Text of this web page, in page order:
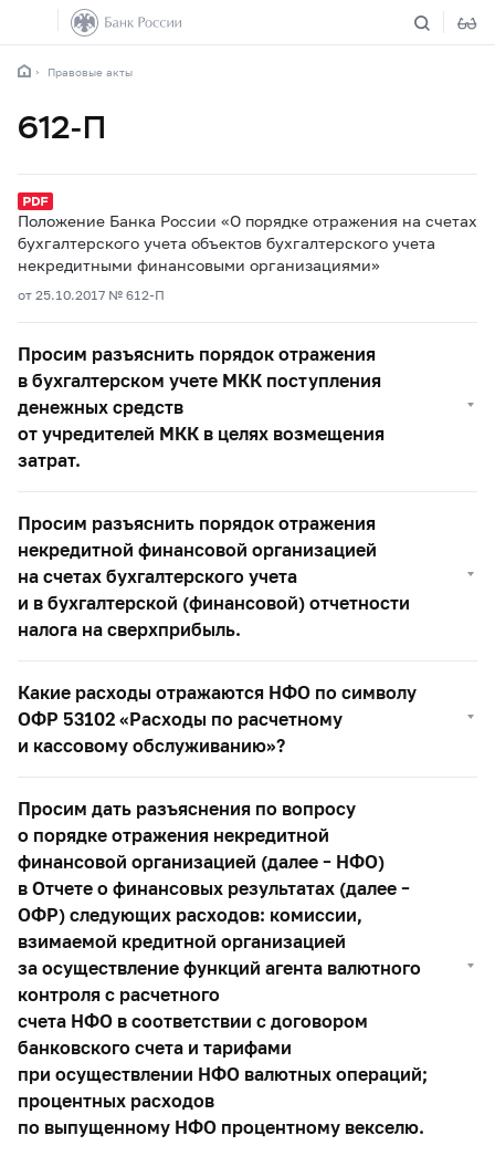
Правовые акты
612-П
Положение Банка России «О порядке отражения на счетах
бухгалтерского учета объектов бухгалтерского учета
некредитными финансовыми организациями»
от 25.10.2017 № 612-П
Просим разъяснить порядок отражения
в бухгалтерском учете МКК поступления
денежных средств
от учредителей МКК в целях возмещения
затрат.
Просим разъяснить порядок отражения
некредитной финансовой организацией
на счетах бухгалтерского учета
и в бухгалтерской (финансовой) отчетности
налога на сверхприбыль.
Какие расходы отражаются НФО по символу
ОФР 53102 «Расходы по расчетному
и кассовому обслуживанию»?
Просим дать разъяснения по вопросу
о порядке отражения некредитной
финансовой организацией (далее – НФО)
в Отчете о финансовых результатах (далее –
ОФР) следующих расходов: комиссии,
взимаемой кредитной организацией
за осуществление функций агента валютного
контроля с расчетного
счета НФО в соответствии с договором
банковского счета и тарифами
при осуществлении НФО валютных операций;
процентных расходов
по выпущенному НФО процентному векселю.